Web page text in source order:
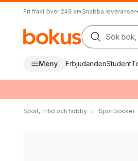
Fri frakt över 249 kr• Snabba leveranser•
Sök bok,
Meny ErbjudandenStudent
Sport, fritid och hobby Sportböcker